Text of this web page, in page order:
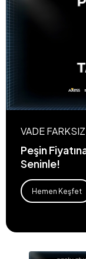
VADE FARKSIZ
Peşin
Seninle!
Hemen Keşfet